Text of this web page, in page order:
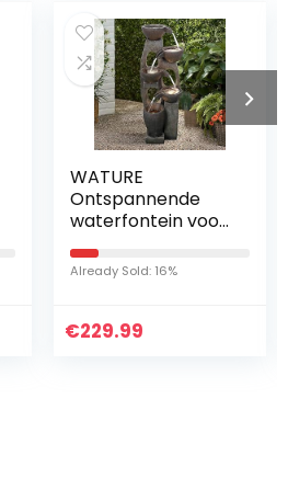
WATURE
Ontspannende
waterfontein voor
buiten, 101 cm,
moderne outdoor-
fontein,
n met 7
Already Sold: 16%
€229.99